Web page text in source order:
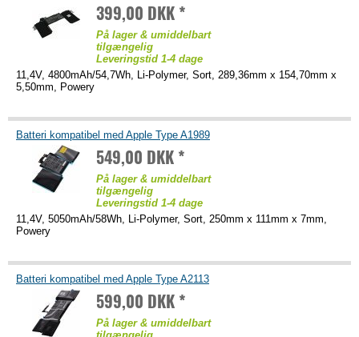
399,00 DKK *
På lager & umiddelbart
tilgængelig
Leveringstid 1-4 dage
11,4V, 4800mAh/54,7Wh, Li-Polymer, Sort, 289,36mm x 154,70mm x
5,50mm, Powery
Batteri kompatibel med Apple Type A1989
549,00 DKK *
På lager & umiddelbart
tilgængelig
Leveringstid 1-4 dage
11,4V, 5050mAh/58Wh, Li-Polymer, Sort, 250mm x 111mm x 7mm,
Powery
Batteri kompatibel med Apple Type A2113
599,00 DKK *
På lager & umiddelbart